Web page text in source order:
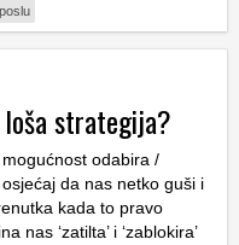
strategija?
odabira /
da nas netko guši i
kada to pravo
nas ‘zatilta’ i ‘zablokira’